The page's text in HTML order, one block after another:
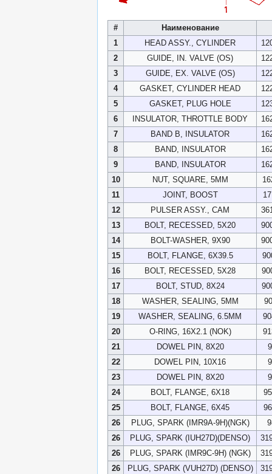
#
Наименование
1
HEAD ASSY., CYLINDER
2
GUIDE, IN. VALVE (OS)
3
GUIDE, EX. VALVE (OS)
4
GASKET, CYLINDER HEAD
5
GASKET, PLUG HOLE
6
INSULATOR, THROTTLE BODY
7
BAND B, INSULATOR
8
BAND, INSULATOR
9
BAND, INSULATOR
10
NUT, SQUARE, 5MM
11
JOINT, BOOST
12
PULSER ASSY., CAM
13
BOLT, RECESSED, 5X20
14
BOLT-WASHER, 9X90
15
BOLT, FLANGE, 6X39.5
16
BOLT, RECESSED, 5X28
17
BOLT, STUD, 8X24
18
WASHER, SEALING, 5MM
19
WASHER, SEALING, 6.5MM
20
O-RING, 16X2.1 (NOK)
21
DOWEL PIN, 8X20
22
DOWEL PIN, 10X16
23
DOWEL PIN, 8X20
24
BOLT, FLANGE, 6X18
25
BOLT, FLANGE, 6X45
26
PLUG, SPARK (IMR9A-9H)(NGK)
26
PLUG, SPARK (IUH27D)(DENSO)
26
PLUG, SPARK (IMR9C-9H) (NGK)
26
PLUG, SPARK (VUH27D) (DENSO)